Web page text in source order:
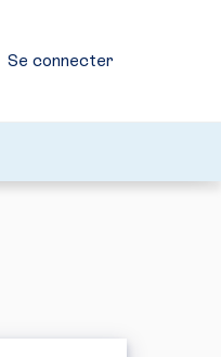
Se connecter